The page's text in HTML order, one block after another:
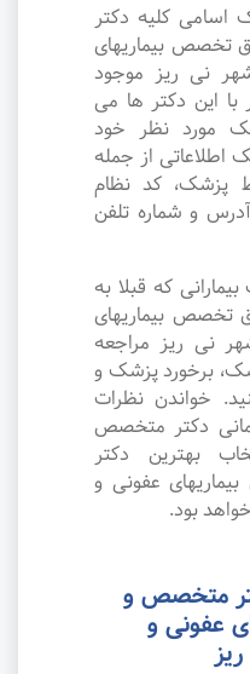
کلیه دکتر
بیماریهای
نی ریز موجود
این دکتر ها می
مورد نظر خود
اطلاعاتی از جمله
پزشک، کد نظام
و شماره تلفن
که قبلا به
بیماریهای
نی ریز مراجعه
برخورد پزشک و
خواندن نظرات
دکتر متخصص
بهترین دکتر
عفونی و
بود.
متخصص و
عفونی و